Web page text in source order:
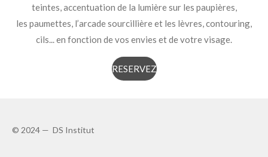
teintes, accentuation de la lumière sur les paupières,
les paumettes, l’arcade sourcillière et les lèvres, contouring,
cils... en fonction de vos envies et de votre visage.
RESERVEZ
© 2024 — DS Institut